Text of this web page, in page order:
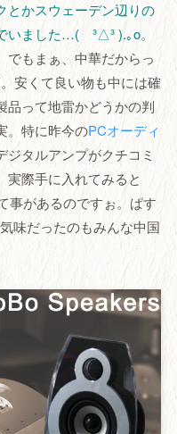
とかスウェーデン辺りの
いました…( ³△³ ).｡o。
でもまぁ、中華だからっ
安くて良い物も中には確
品って地雷かどうかの判
。特に昨今のPCオーディ
ジタルアンプがクチコミ
実際手に入れてみると
があるのですぉ。ぱす
味だったのもみんな中国